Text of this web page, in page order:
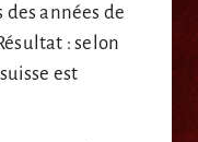
des années de
: selon
est